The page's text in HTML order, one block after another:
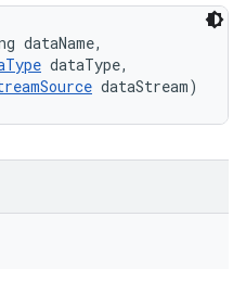
dataName,
dataType,
dataStream)